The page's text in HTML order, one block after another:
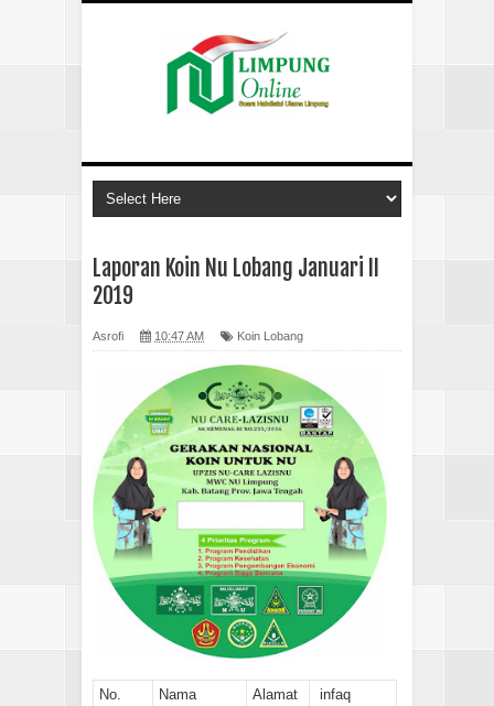
Laporan Koin Nu Lobang Januari II
2019
Asrofi 10:47 AM Koin Lobang
No.
Nama Alamat infaq